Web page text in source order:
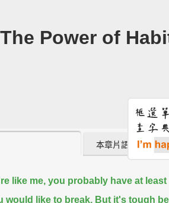
The Power of
本章片語 (0)
like me, you probably have at least
would like to break. But it's tough